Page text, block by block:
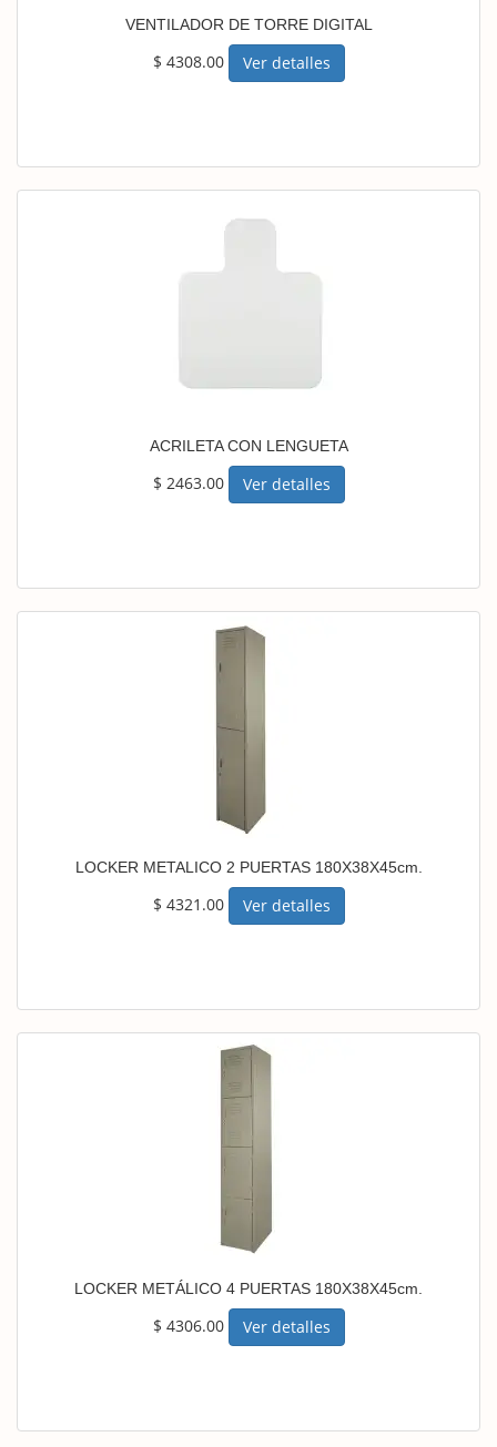
VENTILADOR DE TORRE DIGITAL
$ 4308.00 Ver detalles
ACRILETA CON LENGUETA
$ 2463.00 Ver detalles
LOCKER METALICO 2 PUERTAS 180X38X45cm.
$ 4321.00 Ver detalles
LOCKER METÁLICO 4 PUERTAS 180X38X45cm.
$ 4306.00 Ver detalles